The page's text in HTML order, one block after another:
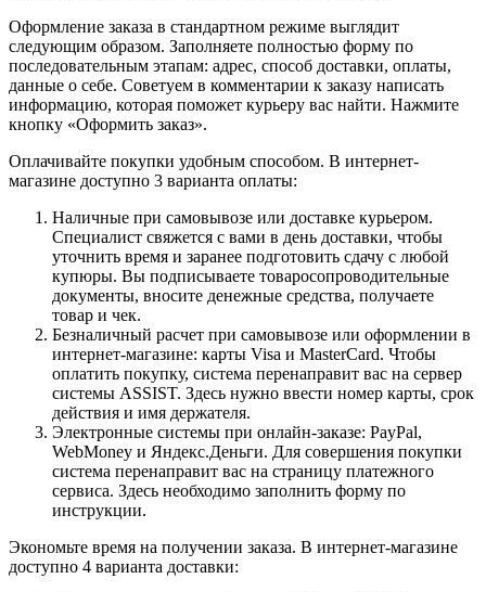
Оформление заказа в стандартном режиме выглядит
следующим образом. Заполняете полностью форму по
последовательным этапам: адрес, способ доставки, оплаты,
данные о себе. Советуем в комментарии к заказу написать
информацию, которая поможет курьеру вас найти. Нажмите
кнопку «Оформить заказ».
Оплачивайте покупки удобным способом. В интернет-
магазине доступно 3 варианта оплаты:
Наличные при самовывозе или доставке курьером.
Специалист свяжется с вами в день доставки, чтобы
уточнить время и заранее подготовить сдачу с любой
купюры. Вы подписываете товаросопроводительные
документы, вносите денежные средства, получаете
товар и чек.
Безналичный расчет при самовывозе или оформлении в
интернет-магазине: карты Visa и MasterCard. Чтобы
оплатить покупку, система перенаправит вас на сервер
системы ASSIST. Здесь нужно ввести номер карты, срок
действия и имя держателя.
Электронные системы при онлайн-заказе: PayPal,
WebMoney и Яндекс.Деньги. Для совершения покупки
система перенаправит вас на страницу платежного
сервиса. Здесь необходимо заполнить форму по
инструкции.
Экономьте время на получении заказа. В интернет-магазине
доступно 4 варианта доставки: